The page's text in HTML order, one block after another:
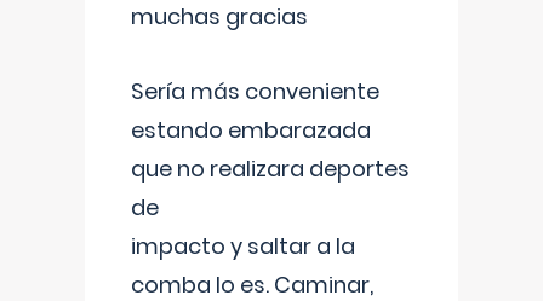
muchas gracias
Sería más conveniente
estando embarazada
que no realizara deportes
de
impacto y saltar a la
comba lo es. Caminar,